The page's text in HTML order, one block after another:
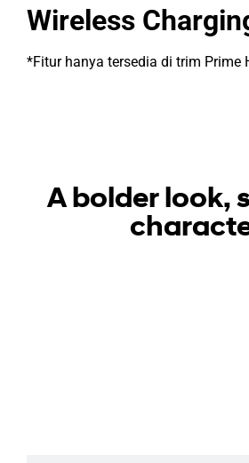
Wireless
*Fitur hanya tersedia di trim Prime
A bolder look,